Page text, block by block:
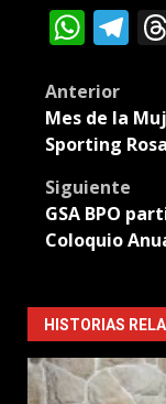
Post
Anterior
Mes de la
Sporting Rosa
Siguiente
GSA BPO
Coloquio
HISTORIAS